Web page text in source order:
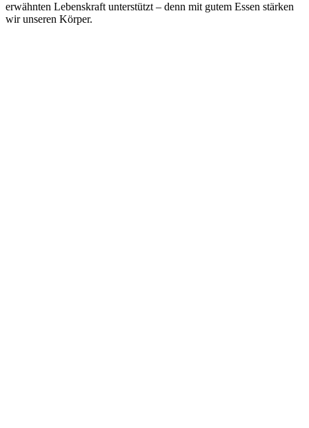
erwähnten Lebenskraft unterstützt – denn mit gutem Essen stärken
wir unseren Körper.